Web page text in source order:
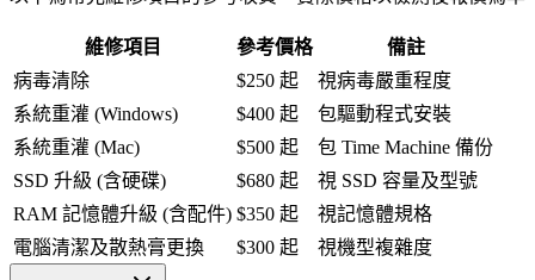
維修項目 參考價格
備註
病毒清除
$250 起
視病毒嚴重程度
系統重灌 (Windows)
$400 起
包驅動程式安裝
系統重灌 (Mac)
$500 起
包 Time Machine 備份
SSD 升級 (含硬碟)
$680 起
視 SSD 容量及型號
RAM 記憶體升級 (含配件) $350 起
視記憶體規格
電腦清潔及散熱膏更換
$300 起 視機型複雜度